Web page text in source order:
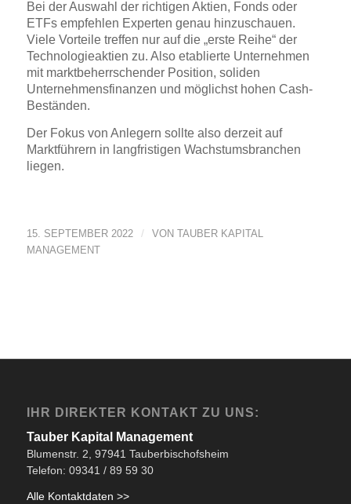
Bei der Auswahl der richtigen Aktien, Fonds oder
ETFs empfehlen Experten genau hinzuschauen.
Viele Vorteile treffen nur auf die „erste Reihe“ der
Technologieaktien zu. Also etablierte Unternehmen
mit marktbeherrschender Position, soliden
Unternehmensfinanzen und möglichst hohen Cash-
Beständen.
Der Fokus von Anlegern sollte also derzeit auf
Marktführern in langfristigen Wachstumsbranchen
liegen.
15. SEPTEMBER 2022 / VON TAUBER KAPITAL
MANAGEMENT
IHR DIREKTER KONTAKT ZU UNS:
Tauber Kapital Management
Blumenstr. 2, 97941 Tauberbischofsheim
Telefon: 09341 / 89 59 30
Alle Kontaktdaten >>